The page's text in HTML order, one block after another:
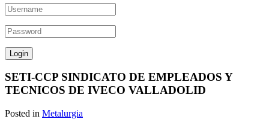
SETI-CCP SINDICATO DE EMPLEADOS Y
TECNICOS DE IVECO VALLADOLID
Posted in Metalurgia